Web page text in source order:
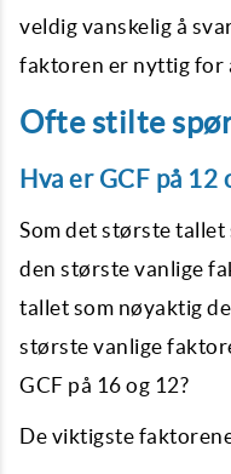
veldig vanskelig å
faktoren er nyttig for
Ofte stilte
Hva er GCF på 12
Som det største
den største vanlige
tallet som nøyaktig
største vanlige
GCF på 16 og 12?
De viktigste